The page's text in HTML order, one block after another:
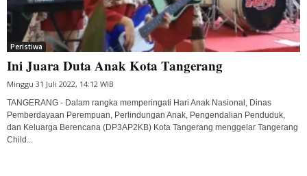
Peristiwa
Ini Juara Duta Anak Kota Tangerang
Minggu 31 Juli 2022, 14:12 WIB
TANGERANG - Dalam rangka memperingati Hari Anak Nasional, Dinas
Pemberdayaan Perempuan, Perlindungan Anak, Pengendalian Penduduk,
dan Keluarga Berencana (DP3AP2KB) Kota Tangerang menggelar Tangerang
Child...